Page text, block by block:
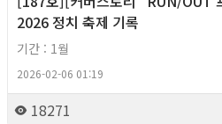
2026 정치 축제 기록
기간 : 1월
2026-02-06 01:19
18271